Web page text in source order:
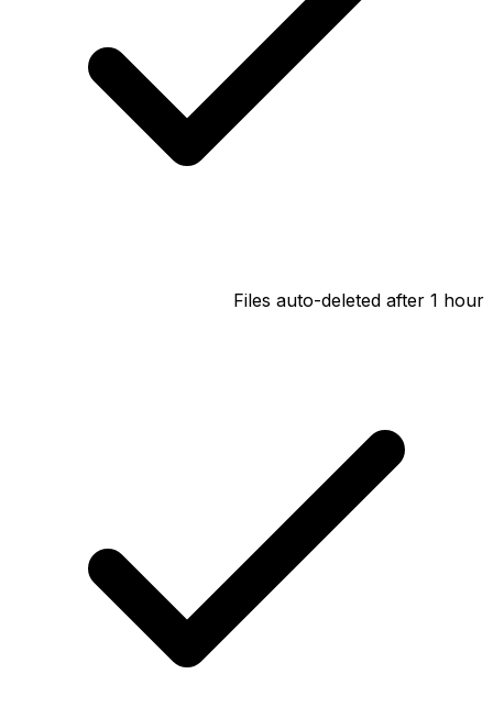
Files auto-deleted after 1 hour